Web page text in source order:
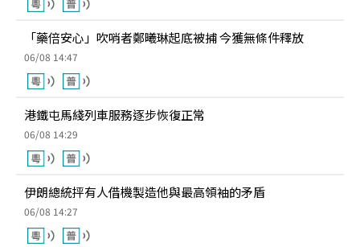
「藥倍安心」吹哨者鄭曦琳起底被捕 今獲無條件釋放
06/08 14:47
港鐵屯馬綫列車服務逐步恢復正常
06/08 14:29
伊朗總統抨有人借機製造他與最高領袖的矛盾
06/08 14:27